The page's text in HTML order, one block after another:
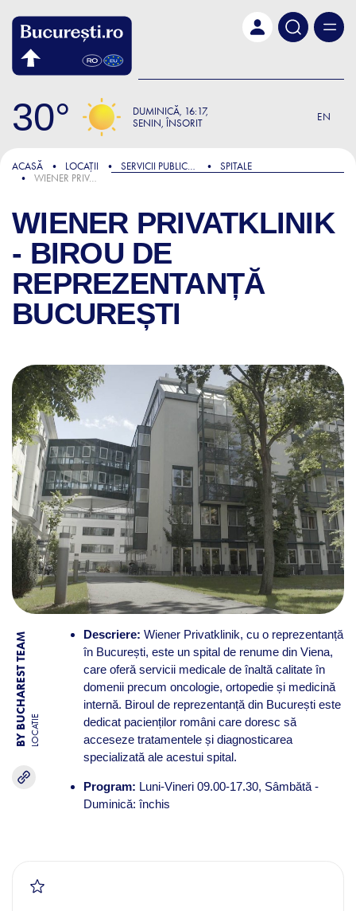
30 DUMINICĂ 16:17
SENIN, ÎNSORIT
EN
ACASĂ LOCAȚII SERVICII PUBLICE ȘI ADMINISTRATIVE
SPITALE
WIENER PRIVATKLINIK - BIROU DE REPREZENTANȚĂ BUCUREȘTI
WIENER PRIVATKLINIK
- BIROU DE
REPREZENTANȚĂ
BUCUREȘTI
BY BUCHAREST TEAM LOCATIE
Descriere: Wiener Privatklinik, cu o reprezentanță
în București, este un spital de renume din Viena,
care oferă servicii medicale de înaltă calitate în
domenii precum oncologie, ortopedie și medicină
internă. Biroul de reprezentanță din București este
dedicat pacienților români care doresc să
acceseze tratamentele și diagnosticarea
specializată ale acestui spital.
Program: Luni-Vineri 09.00-17.30, Sâmbătă -
Duminică: închis